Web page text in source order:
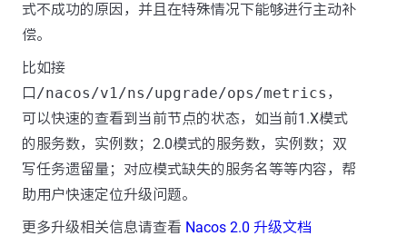
式不成功的原因，并且在特殊情况下能够进行主动补
偿。
比如接
口/nacos/v1/ns/upgrade/ops/metrics ，
可以快速的查看到当前节点的状态，如当前1.X模式
的服务数，实例数；2.0模式的服务数，实例数；双
写任务遗留量；对应模式缺失的服务名等等内容，帮
助用户快速定位升级问题。
更多升级相关信息请查看 Nacos 2.0 升级文档